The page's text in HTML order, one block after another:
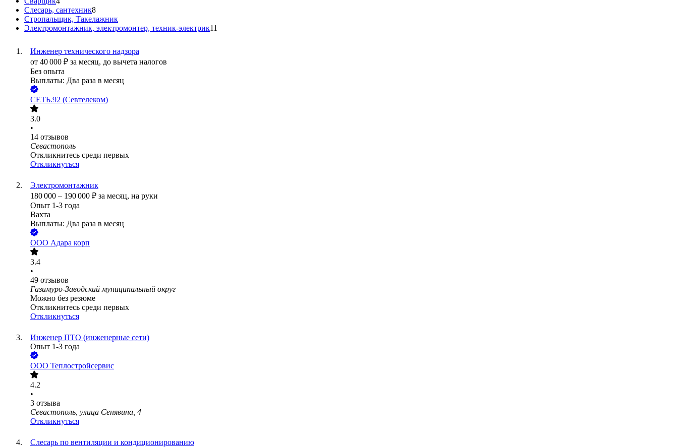
Слесарь, сантехник8
Стропальщик, Такелажник
Электромонтажник, электромонтер, техник-электрик11
Инженер технического надзора
от 40 000 ₽ за месяц, до вычета налогов
Без опыта
Выплаты: Два раза в месяц
СЕТЬ.92 (Севтелеком)
3.0
•
14 отзывов
Севастополь
Откликнитесь среди первых
Откликнуться
Электромонтажник
180 000 – 190 000 ₽ за месяц, на руки
Опыт 1-3 года
Вахта
Выплаты: Два раза в месяц
ООО Адара корп
3.4
•
49 отзывов
Газимуро-Заводский муниципальный округ
Можно без резюме
Откликнитесь среди первых
Откликнуться
Инженер ПТО (инженерные сети)
Опыт 1-3 года
ООО Теплостройсервис
4.2
•
3 отзыва
Севастополь, улица Сенявина, 4
Откликнуться
Слесарь по вентиляции и кондиционированию